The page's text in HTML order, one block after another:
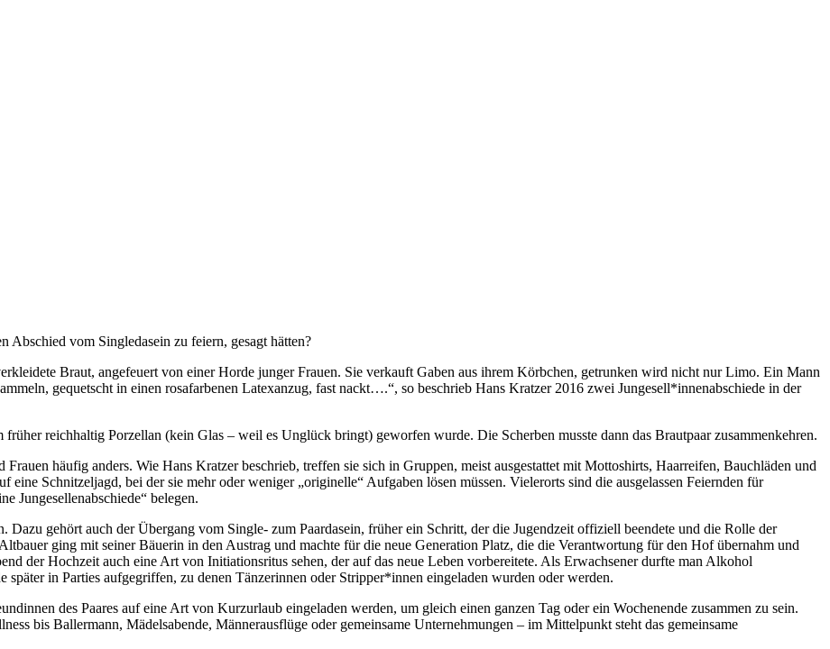
Abschied vom Singledasein zu feiern, gesagt hätten?
Braut, angefeuert von einer Horde junger Frauen. Sie verkauft Gaben aus ihrem Körbchen, getrunken wird nicht nur Limo. Ein Mann
gequetscht in einen rosafarbenen Latexanzug, fast nackt….“, so beschrieb Hans Kratzer 2016 zwei Jungesell*innenabschiede in der
früher reichhaltig Porzellan (kein Glas – weil es Unglück bringt) geworfen wurde. Die Scherben musste dann das Brautpaar zusammenkehren.
häufig anders. Wie Hans Kratzer beschrieb, treffen sie sich in Gruppen, meist ausgestattet mit Mottoshirts, Haarreifen, Bauchläden und
Schnitzeljagd, bei der sie mehr oder weniger „originelle“ Aufgaben lösen müssen. Vielerorts sind die ausgelassen Feiernden für
Jungesellenabschiede“ belegen.
Dazu gehört auch der Übergang vom Single- zum Paardasein, früher ein Schritt, der die Jugendzeit offiziell beendete und die Rolle der
ging mit seiner Bäuerin in den Austrag und machte für die neue Generation Platz, die die Verantwortung für den Hof übernahm und
der Hochzeit auch eine Art von Initiationsritus sehen, der auf das neue Leben vorbereitete. Als Erwachsener durfte man Alkohol
in Parties aufgegriffen, zu denen Tänzerinnen oder Stripper*innen eingeladen wurden oder werden.
des Paares auf eine Art von Kurzurlaub eingeladen werden, um gleich einen ganzen Tag oder ein Wochenende zusammen zu sein.
bis Ballermann, Mädelsabende, Männerausflüge oder gemeinsame Unternehmungen – im Mittelpunkt steht das gemeinsame